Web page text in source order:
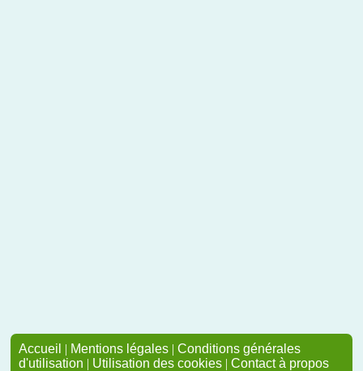
Accueil | Mentions légales | Conditions générales
d'utilisation | Utilisation des cookies | Contact à propos